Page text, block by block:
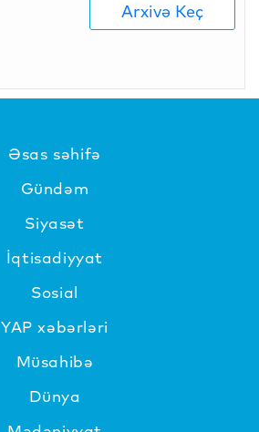
Arxivə Keç
Əsas səhifə
Gündəm
Siyasət
İqtisadiyyat
Sosial
YAP xəbərləri
Müsahibə
Dünya